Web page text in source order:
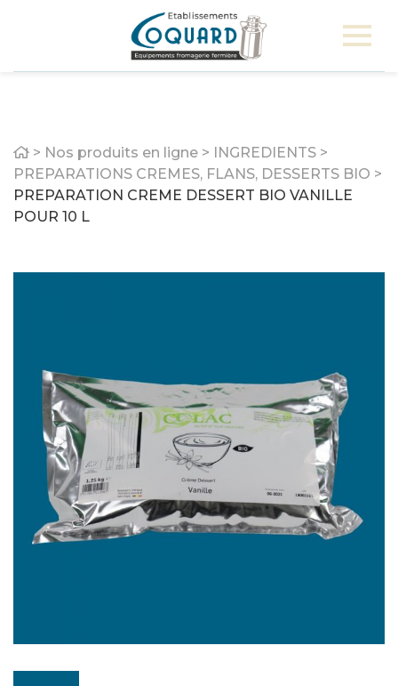
Home
> Nos produits en ligne > INGREDIENTS >
PREPARATIONS CREMES, FLANS, DESSERTS BIO >
PREPARATION CREME DESSERT BIO VANILLE
POUR 10 L